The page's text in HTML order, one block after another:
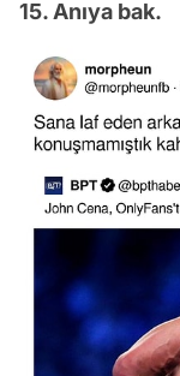
15. Anıya bak.